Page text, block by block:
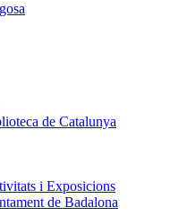
de Catalunya
i Exposicions
de Badalona